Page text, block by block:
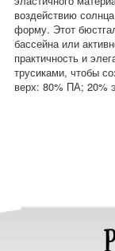
воздействию
форму. Этот
бассейна или
практичность и
трусиками, чтобы
верх: 80% ПА; 20%